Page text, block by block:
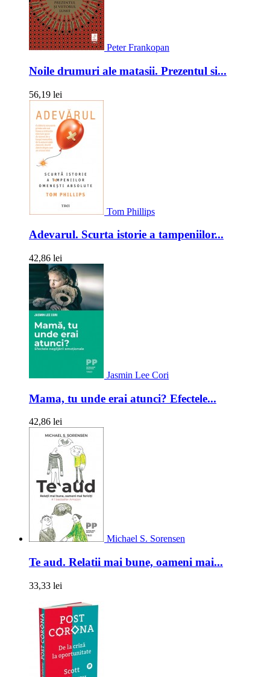
Peter Frankopan
Noile drumuri ale matasii. Prezentul si...
56,19 lei
Tom Phillips
Adevarul. Scurta istorie a tampeniilor...
42,86 lei
Jasmin Lee Cori
Mama, tu unde erai atunci? Efectele...
42,86 lei
Michael S. Sorensen
Te aud. Relatii mai bune, oameni mai...
33,33 lei